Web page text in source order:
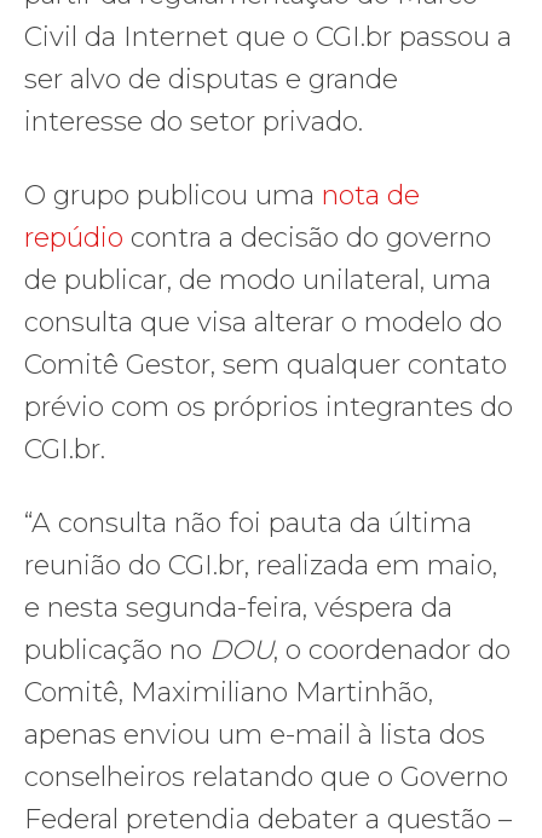
Civil da Internet que o CGI.br passou a
ser alvo de disputas e grande
interesse do setor privado.
O grupo publicou uma nota de
repúdio contra a decisão do governo
de publicar, de modo unilateral, uma
consulta que visa alterar o modelo do
Comitê Gestor, sem qualquer contato
prévio com os próprios integrantes do
CGI.br.
“A consulta não foi pauta da última
reunião do CGI.br, realizada em maio,
e nesta segunda-feira, véspera da
publicação no DOU, o coordenador do
Comitê, Maximiliano Martinhão,
apenas enviou um e-mail à lista dos
conselheiros relatando que o Governo
Federal pretendia debater a questão –